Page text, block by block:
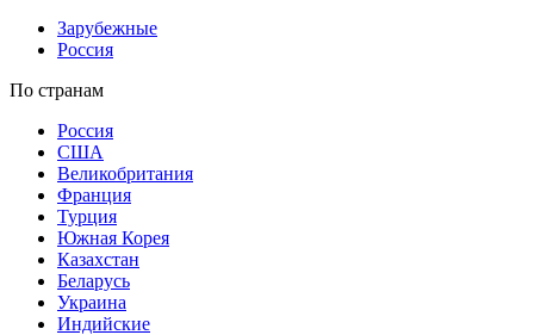
Зарубежные
Россия
По странам
Россия
США
Великобритания
Франция
Турция
Южная Корея
Казахстан
Беларусь
Украина
Индийские